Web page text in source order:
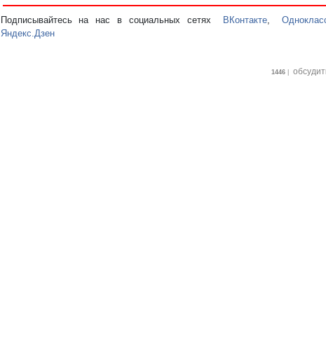
Подписывайтесь на нас в социальных сетях ВКонтакте
Яндекс.Дзен
1446|